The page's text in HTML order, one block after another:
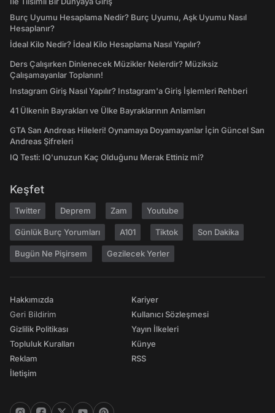
Burç Uyumu Hesaplama Nedir? Burç Uyumu, Aşk Uyumu Nasıl
Hesaplanır?
İdeal Kilo Nedir? İdeal Kilo Hesaplama Nasıl Yapılır?
Ders Çalışırken Dinlenecek Müzikler Nelerdir? Müziksiz
Çalışamayanlar Toplanın!
Instagram Giriş Nasıl Yapılır? Instagram'a Giriş İşlemleri Rehberi
41 Ülkenin Bayrakları ve Ülke Bayraklarının Anlamları
GTA San Andreas Hileleri! Oynamaya Doyamayanlar İçin Güncel San
Andreas Şifreleri
IQ Testi: IQ'unuzun Kaç Olduğunu Merak Ettiniz mi?
Keşfet
Twitter Deprem Zam Youtube
Günlük Burç Yorumları A101 Tiktok Son Dakika
Bugün Ne Pişirsem Gezilecek Yerler
Hakkımızda
Geri Bildirim
Gizlilik Politikası
Topluluk Kuralları
Reklam
İletişim
Kariyer
Kullanıcı Sözleşmesi
Yayın İlkeleri
Künye
RSS